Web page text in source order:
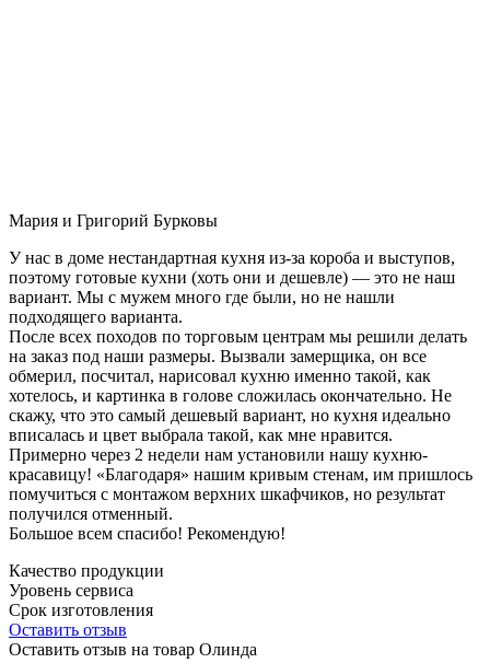
Мария и Григорий Бурковы
У нас в доме нестандартная кухня из-за короба и выступов,
поэтому готовые кухни (хоть они и дешевле) — это не наш
вариант. Мы с мужем много где были, но не нашли
подходящего варианта.
После всех походов по торговым центрам мы решили делать
на заказ под наши размеры. Вызвали замерщика, он все
обмерил, посчитал, нарисовал кухню именно такой, как
хотелось, и картинка в голове сложилась окончательно. Не
скажу, что это самый дешевый вариант, но кухня идеально
вписалась и цвет выбрала такой, как мне нравится.
Примерно через 2 недели нам установили нашу кухню-
красавицу! «Благодаря» нашим кривым стенам, им пришлось
помучиться с монтажом верхних шкафчиков, но результат
получился отменный.
Большое всем спасибо! Рекомендую!
Качество продукции
Уровень сервиса
Срок изготовления
Оставить отзыв
Оставить отзыв на товар Олинда